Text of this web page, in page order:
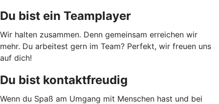
Du bist ein Teamplayer
Wir halten zusammen. Denn gemeinsam erreichen wir
mehr. Du arbeitest gern im Team? Perfekt, wir freuen uns
auf dich!
Du bist kontaktfreudig
Wenn du Spaß am Umgang mit Menschen hast und bei